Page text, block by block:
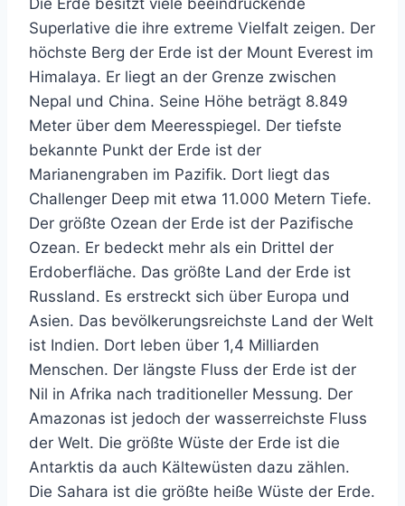
Die Erde besitzt viele beeindruckende
Superlative die ihre extreme Vielfalt zeigen. Der
höchste Berg der Erde ist der Mount Everest im
Himalaya. Er liegt an der Grenze zwischen
Nepal und China. Seine Höhe beträgt 8.849
Meter über dem Meeresspiegel. Der tiefste
bekannte Punkt der Erde ist der
Marianengraben im Pazifik. Dort liegt das
Challenger Deep mit etwa 11.000 Metern Tiefe.
Der größte Ozean der Erde ist der Pazifische
Ozean. Er bedeckt mehr als ein Drittel der
Erdoberfläche. Das größte Land der Erde ist
Russland. Es erstreckt sich über Europa und
Asien. Das bevölkerungsreichste Land der Welt
ist Indien. Dort leben über 1,4 Milliarden
Menschen. Der längste Fluss der Erde ist der
Nil in Afrika nach traditioneller Messung. Der
Amazonas ist jedoch der wasserreichste Fluss
der Welt. Die größte Wüste der Erde ist die
Antarktis da auch Kältewüsten dazu zählen.
Die Sahara ist die größte heiße Wüste der Erde.